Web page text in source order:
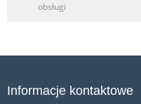
obsługi
Informacje kontaktowe